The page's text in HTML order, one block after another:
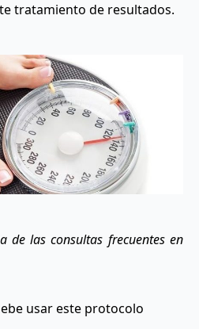
tratamiento de resultados.
de las consultas frecuentes en
usar este protocolo